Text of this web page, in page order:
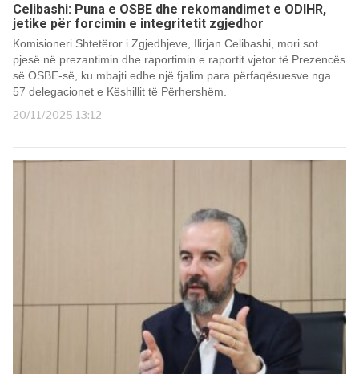
Celibashi: Puna e OSBE dhe rekomandimet e ODIHR,
jetike për forcimin e integritetit zgjedhor
Komisioneri Shtetëror i Zgjedhjeve, Ilirjan Celibashi, mori sot
pjesë në prezantimin dhe raportimin e raportit vjetor të Prezencës
së OSBE-së, ku mbajti edhe një fjalim para përfaqësuesve nga
57 delegacionet e Këshillit të Përhershëm.
20/11/2025 13:12